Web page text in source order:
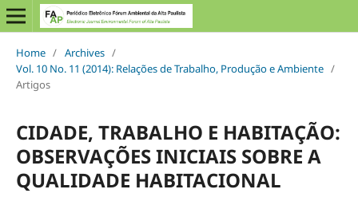
Home / Archives /
Vol. 10 No. 11 (2014): Relações de Trabalho, Produção e Ambiente /
Artigos
CIDADE, TRABALHO E HABITAÇÃO:
OBSERVAÇÕES INICIAIS SOBRE A
QUALIDADE HABITACIONAL